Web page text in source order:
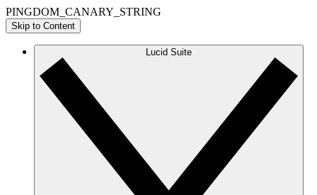
PINGDOM_CANARY_STRING
Skip to Content
Lucid Suite